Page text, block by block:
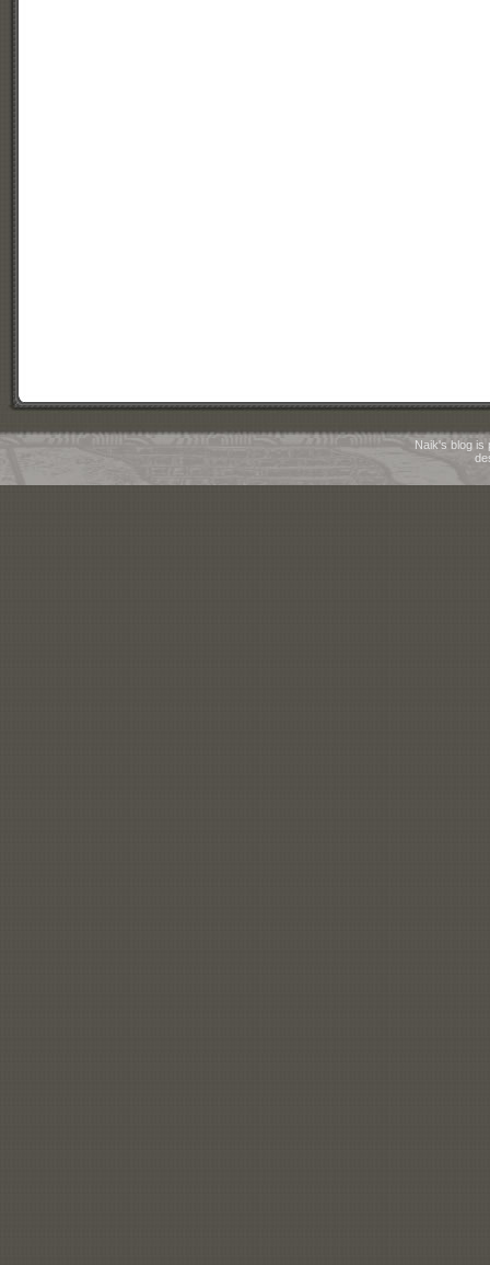
Naik's blog